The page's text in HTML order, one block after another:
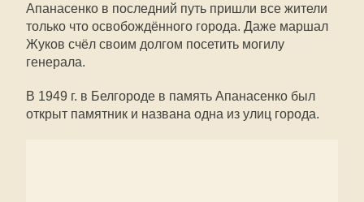
Апанасенко в последний путь пришли все жители
только что освобождённого города. Даже маршал
Жуков счёл своим долгом посетить могилу
генерала.
В 1949 г. в Белгороде в память Апанасенко был
открыт памятник и названа одна из улиц города.